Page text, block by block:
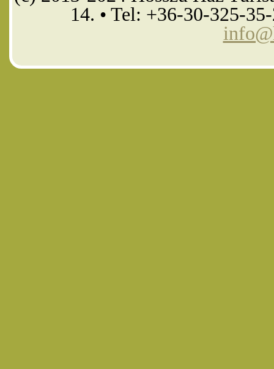
14. • Tel: +36-30-325-